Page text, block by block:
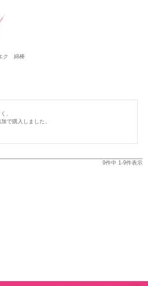
ク 綿棒
、
で購入しました。
9件中 1-9件表示